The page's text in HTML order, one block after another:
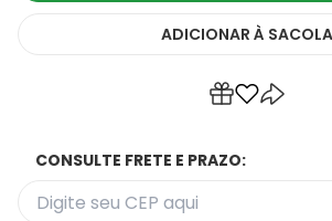
ADICIONAR À SACOLA
CONSULTE FRETE E PRAZO: